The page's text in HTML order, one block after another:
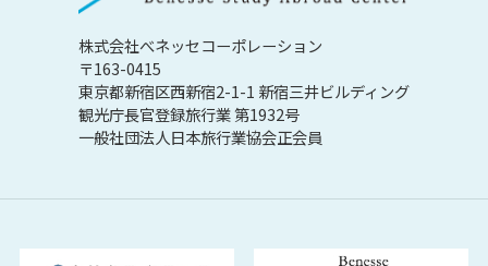
株式会社べネッセコーポレーション
〒163-0415
東京都新宿区西新宿2-1-1 新宿三井ビルディング
観光庁長官登録旅行業 第1932号
一般社団法人日本旅行業協会正会員